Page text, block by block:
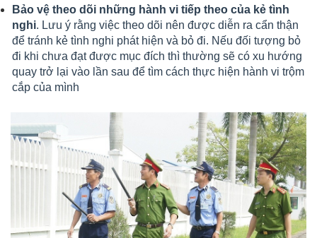
Bảo vệ theo dõi những hành vi tiếp theo của kẻ tình
nghi. Lưu ý rằng việc theo dõi nên được diễn ra cẩn thận
để tránh kẻ tình nghi phát hiện và bỏ đi. Nếu đối tượng bỏ
đi khi chưa đạt được mục đích thì thường sẽ có xu hướng
quay trở lại vào lần sau để tìm cách thực hiện hành vi trộm
cắp của mình